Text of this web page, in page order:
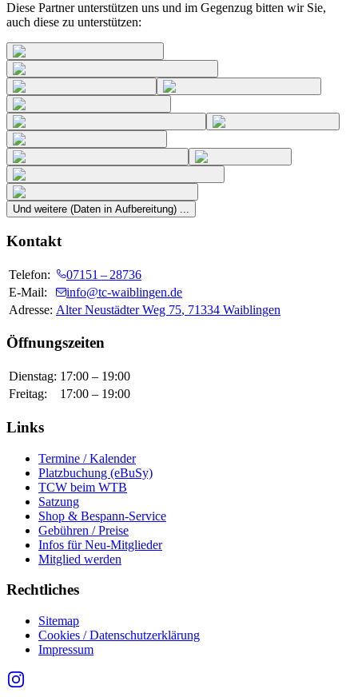
Diese Partner unterstützen uns und im Gegenzug bitten wir Sie,
auch diese zu unterstützen:
Und weitere (Daten in Aufbereitung) ...
Kontakt
Telefon:
07151 – 28736
E-Mail:
info@tc-waiblingen.de
Adresse: Alter Neustädter Weg 75, 71334 Waiblingen
Öffnungszeiten
Dienstag: 17:00 – 19:00
Freitag: 17:00 – 19:00
Links
Termine / Kalender
Platzbuchung (eBuSy)
TCW beim WTB
Satzung
Shop & Bespann-Service
Gebühren / Preise
Infos für Neu-Mitglieder
Mitglied werden
Rechtliches
Sitemap
Cookies / Datenschutzerklärung
Impressum